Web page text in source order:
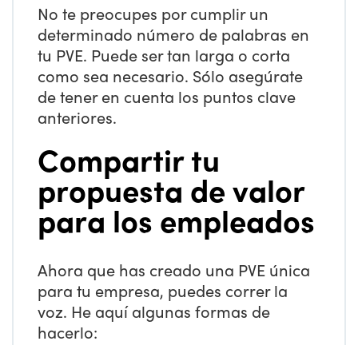
No te preocupes por cumplir un
determinado número de palabras en
tu PVE. Puede ser tan larga o corta
como sea necesario. Sólo asegúrate
de tener en cuenta los puntos clave
anteriores.
Compartir tu
propuesta de valor
para los empleados
Ahora que has creado una PVE única
para tu empresa, puedes correr la
voz. He aquí algunas formas de
hacerlo: